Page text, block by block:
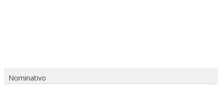
Nominativo